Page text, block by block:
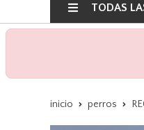
TODAS
inicio perros